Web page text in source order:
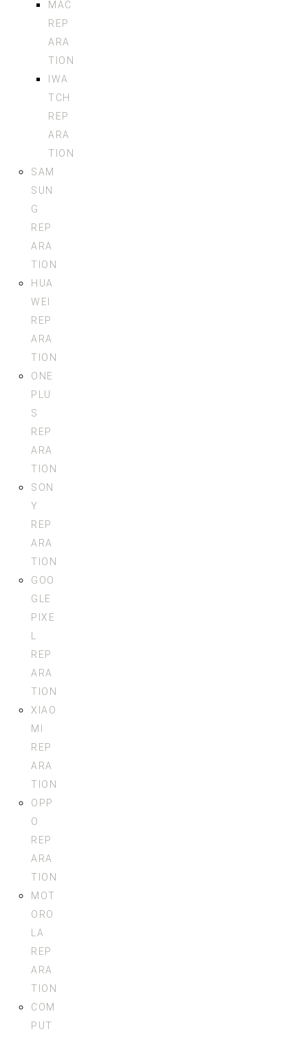
MAC
REP
ARA
TION
IWA
TCH
REP
ARA
TION
SAM
SUN
G
REP
ARA
TION
HUA
WEI
REP
ARA
TION
ONE
PLU
S
REP
ARA
TION
SON
Y
REP
ARA
TION
GOO
GLE
PIXE
REP
ARA
TION
XIAO
MI
REP
ARA
TION
OPP
O
REP
ARA
TION
MOT
ORO
LA
REP
ARA
TION
COM
PUT